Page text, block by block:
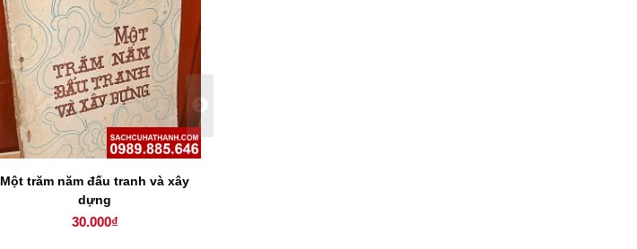
Một trăm năm đấu tranh và xây
dựng
30.000₫